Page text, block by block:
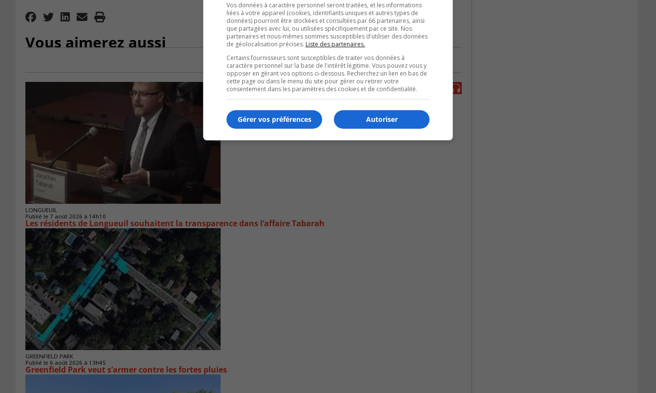
Vous aimerez aussi
LONGUEUIL
Publié le 7 août 2026 à 14h10
Les résidents de Longueuil souhaitent la transparence dans l’affaire Tabarah
GREENFIELD PARK
Publié le 6 août 2026 à 13h45
Greenfield Park veut s’armer contre les fortes pluies
Vos données à caractère personnel seront traitées, et les informations
liées à votre appareil (cookies, identifiants uniques et autres types de
données) pourront être stockées et consultées par 66 partenaires, ainsi
que partagées avec lui, ou utilisées spécifiquement par ce site. Nos
partenaires et nous-mêmes sommes susceptibles d'utiliser des données
de géolocalisation précises. Liste des partenaires.
Certains fournisseurs sont susceptibles de traiter vos données à
caractère personnel sur la base de l'intérêt légitime. Vous pouvez vous y
opposer en gérant vos options ci-dessous. Recherchez un lien en bas de
cette page ou dans le menu du site pour gérer ou retirer votre
consentement dans les paramètres des cookies et de confidentialité.
Autoriser
Gérer vos préférences